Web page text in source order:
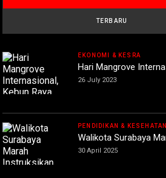
TERBARU
EKONOMI & KESRA
Hari Mangrove
26 July 2023
PENDIDIKAN & KESEHATAN
Walikota Surabaya
30 April 2025